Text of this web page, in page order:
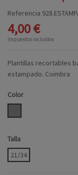
Referencia
4,00 €
Impuestos incluidos
Plantillas recortables
estampado. Coimbra
Color
Talla
21/34